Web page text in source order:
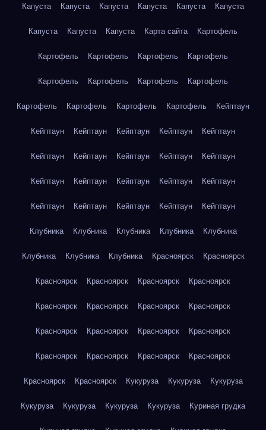
Капуста Капуста Капуста Капуста Капуста Капуста
Капуста Капуста Капуста Карта сайта Картофель
Картофель Картофель Картофель Картофель
Картофель Картофель Картофель Картофель
Картофель Картофель Картофель Картофель Кейптаун
Кейптаун Кейптаун Кейптаун Кейптаун Кейптаун
Кейптаун Кейптаун Кейптаун Кейптаун Кейптаун
Кейптаун Кейптаун Кейптаун Кейптаун Кейптаун
Кейптаун Кейптаун Кейптаун Кейптаун Кейптаун
Клубника Клубника Клубника Клубника Клубника
Клубника Клубника Клубника Красноярск Красноярск
Красноярск Красноярск Красноярск Красноярск
Красноярск Красноярск Красноярск Красноярск
Красноярск Красноярск Красноярск Красноярск
Красноярск Красноярск Красноярск Красноярск
Красноярск Красноярск Кукуруза Кукуруза Кукуруза
Кукуруза Кукуруза Кукуруза Кукуруза Куриная грудка